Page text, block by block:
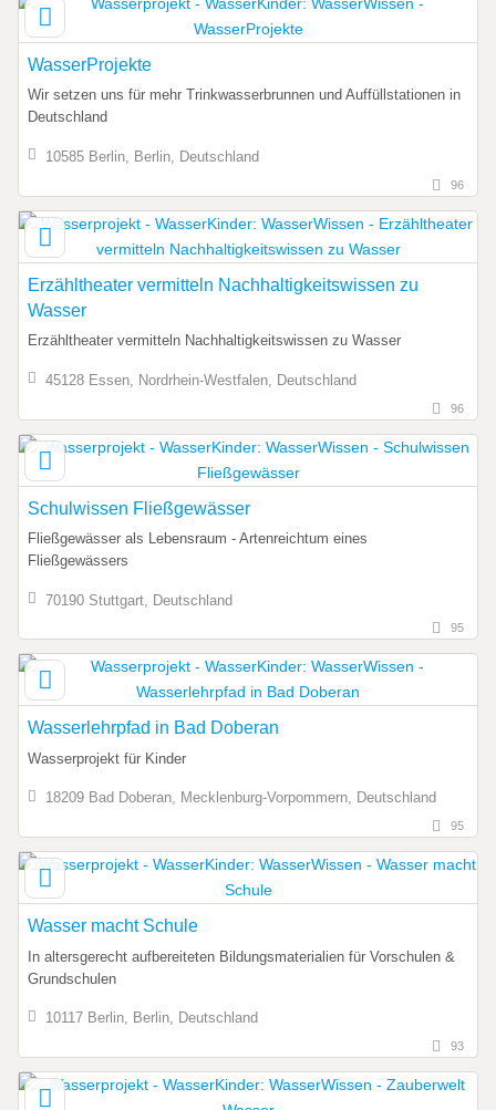
WasserProjekte
Wir setzen uns für mehr Trinkwasserbrunnen und Auffüllstationen in
Deutschland
10585 Berlin, Berlin, Deutschland
96
Erzähltheater vermitteln Nachhaltigkeitswissen zu
Wasser
Erzähltheater vermitteln Nachhaltigkeitswissen zu Wasser
45128 Essen, Nordrhein-Westfalen, Deutschland
96
Schulwissen Fließgewässer
Fließgewässer als Lebensraum - Artenreichtum eines
Fließgewässers
70190 Stuttgart, Deutschland
95
Wasserlehrpfad in Bad Doberan
Wasserprojekt für Kinder
18209 Bad Doberan, Mecklenburg-Vorpommern, Deutschland
95
Wasser macht Schule
In altersgerecht aufbereiteten Bildungsmaterialien für Vorschulen &
Grundschulen
10117 Berlin, Berlin, Deutschland
93